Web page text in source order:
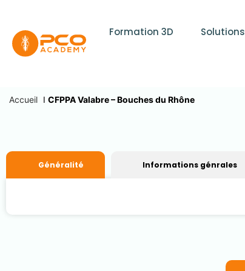
Formation 3D Solutions
Accueil I CFPPA Valabre – Bouches du Rhône
Généralité Informations génrales